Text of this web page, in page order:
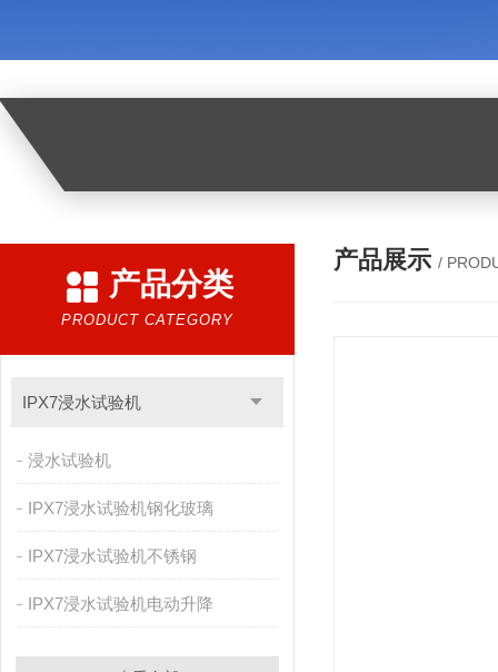
产品分类
PRODUCT CATEGORY
IPX7浸水试验机
浸水试验机
IPX7浸水试验机钢化玻璃
IPX7浸水试验机不锈钢
IPX7浸水试验机电动升降
产品展示 /